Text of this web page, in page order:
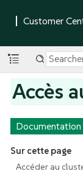
Accès
Documentation
Sur cette page
Accéder au